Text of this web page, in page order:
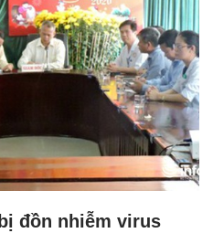
đồn nhiễm virus